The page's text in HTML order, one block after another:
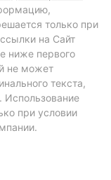
только при
на Сайт
ниже первого
не может
текста,
Использование
при условии